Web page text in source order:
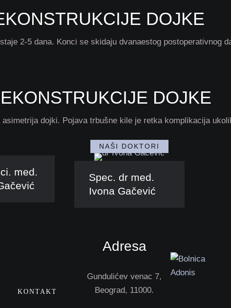
DOJKE
2-5 dana. Konci se skidaju dvanaestog postoperativnog
DOJKE
dojki. Pojava trbušne kile je retka komplikacija
NAŠI DOKTORI
med.
Spec. dr med.
Ivona Gačević
KONTAKT
Adresa
Gundulićev venac 7,
Beograd, 11000.